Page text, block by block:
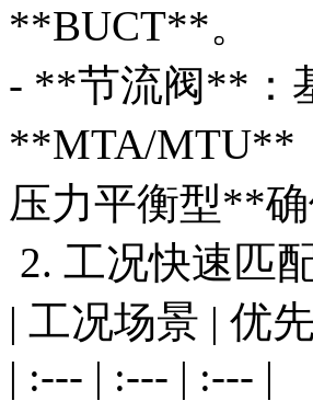
**BUCT**。
- **节流阀**：
**MTA/MTU**
压力平衡型**
2. 工况快速匹
| 工况场景 | 优
| :--- | :--- | :--- |